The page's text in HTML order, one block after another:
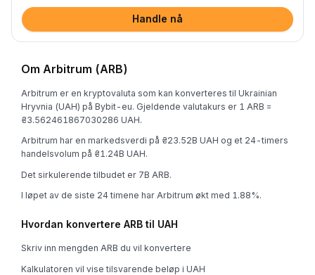
Handle nå
Om Arbitrum (ARB)
Arbitrum er en kryptovaluta som kan konverteres til Ukrainian
Hryvnia (UAH) på Bybit-eu. Gjeldende valutakurs er 1 ARB =
₴3.562461867030286 UAH.
Arbitrum har en markedsverdi på ₴23.52B UAH og et 24-timers
handelsvolum på ₴1.24B UAH.
Det sirkulerende tilbudet er 7B ARB.
I løpet av de siste 24 timene har Arbitrum økt med 1.88%.
Hvordan konvertere ARB til UAH
Skriv inn mengden ARB du vil konvertere
Kalkulatoren vil vise tilsvarende beløp i UAH